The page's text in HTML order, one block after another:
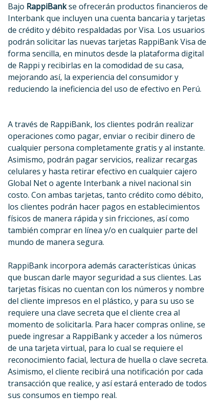
Bajo RappiBankse ofrecerán productos financieros de
Interbank que incluyen una cuenta bancaria y tarjetas
de crédito y débito respaldadas por Visa. Los usuarios
podrán solicitar las nuevas tarjetas RappiBank Visa de
forma sencilla, en minutos desde la plataforma digital
de Rappi y recibirlas en la comodidad de su casa,
mejorando así, la experiencia del consumidor y
reduciendo la ineficiencia del uso de efectivo en Perú.
A través de RappiBank, los clientes podrán realizar
operaciones como pagar, enviar o recibir dinero de
cualquier persona completamente gratis y al instante.
Asimismo, podrán pagar servicios, realizar recargas
celulares y hasta retirar efectivo en cualquier cajero
Global Net o agente Interbank a nivel nacional sin
costo. Con ambas tarjetas, tanto crédito como débito,
los clientes podrán hacer pagos en establecimientos
físicos de manera rápida y sin fricciones, así como
también comprar en línea y/o en cualquier parte del
mundo de manera segura.
RappiBank incorpora además características únicas
que buscan darle mayor seguridad a sus clientes. Las
tarjetas físicas no cuentan con los números y nombre
del cliente impresos en el plástico, y para su uso se
requiere una clave secreta que el cliente crea al
momento de solicitarla. Para hacer compras online, se
puede ingresar a RappiBank y acceder a los números
de una tarjeta virtual, para lo cual se requiere el
reconocimiento facial, lectura de huella o clave secreta.
Asimismo, el cliente recibirá una notificación por cada
transacción que realice, y así estará enterado de todos
sus consumos en tiempo real.